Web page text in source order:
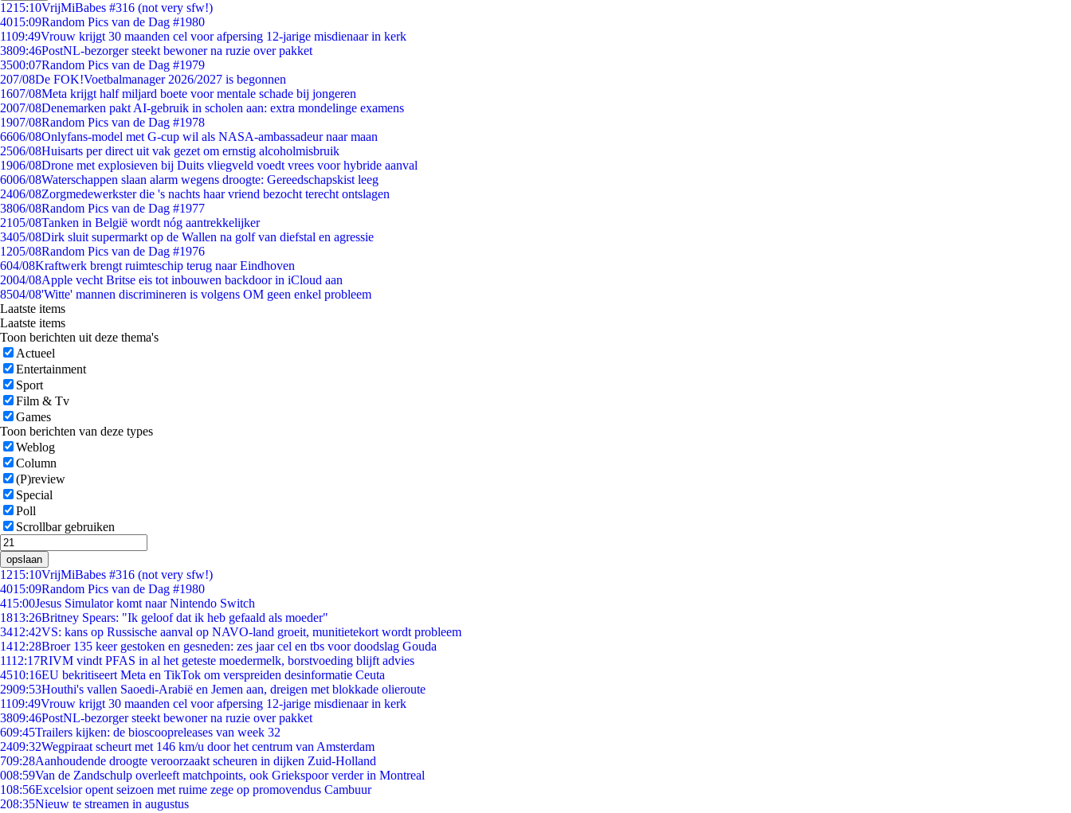
1215:10VrijMiBabes #316 (not very sfw!)
4015:09Random Pics van de Dag #1980
1109:49Vrouw krijgt 30 maanden cel voor afpersing 12-jarige misdienaar in kerk
3809:46PostNL-bezorger steekt bewoner na ruzie over pakket
3500:07Random Pics van de Dag #1979
207/08De FOK!Voetbalmanager 2026/2027 is begonnen
1607/08Meta krijgt half miljard boete voor mentale schade bij jongeren
2007/08Denemarken pakt AI-gebruik in scholen aan: extra mondelinge examens
1907/08Random Pics van de Dag #1978
6606/08Onlyfans-model met G-cup wil als NASA-ambassadeur naar maan
2506/08Huisarts per direct uit vak gezet om ernstig alcoholmisbruik
1906/08Drone met explosieven bij Duits vliegveld voedt vrees voor hybride aanval
6006/08Waterschappen slaan alarm wegens droogte: Gereedschapskist leeg
2406/08Zorgmedewerkster die 's nachts haar vriend bezocht terecht ontslagen
3806/08Random Pics van de Dag #1977
2105/08Tanken in België wordt nóg aantrekkelijker
3405/08Dirk sluit supermarkt op de Wallen na golf van diefstal en agressie
1205/08Random Pics van de Dag #1976
604/08Kraftwerk brengt ruimteschip terug naar Eindhoven
2004/08Apple vecht Britse eis tot inbouwen backdoor in iCloud aan
8504/08'Witte' mannen discrimineren is volgens OM geen enkel probleem
Laatste items
Laatste items
Toon berichten uit deze thema's
Actueel
Entertainment
Sport
Film & Tv
Games
Toon berichten van deze types
Weblog
Column
(P)review
Special
Poll
Scrollbar gebruiken
opslaan
1215:10VrijMiBabes #316 (not very sfw!)
4015:09Random Pics van de Dag #1980
415:00Jesus Simulator komt naar Nintendo Switch
1813:26Britney Spears: "Ik geloof dat ik heb gefaald als moeder"
3412:42VS: kans op Russische aanval op NAVO-land groeit, munitietekort wordt probleem
1412:28Broer 135 keer gestoken en gesneden: zes jaar cel en tbs voor doodslag Gouda
1112:17RIVM vindt PFAS in al het geteste moedermelk, borstvoeding blijft advies
4510:16EU bekritiseert Meta en TikTok om verspreiden desinformatie Ceuta
2909:53Houthi's vallen Saoedi-Arabië en Jemen aan, dreigen met blokkade olieroute
1109:49Vrouw krijgt 30 maanden cel voor afpersing 12-jarige misdienaar in kerk
3809:46PostNL-bezorger steekt bewoner na ruzie over pakket
609:45Trailers kijken: de bioscoopreleases van week 32
2409:32Wegpiraat scheurt met 146 km/u door het centrum van Amsterdam
709:28Aanhoudende droogte veroorzaakt scheuren in dijken Zuid-Holland
008:59Van de Zandschulp overleeft matchpoints, ook Griekspoor verder in Montreal
108:56Excelsior opent seizoen met ruime zege op promovendus Cambuur
208:35Nieuw te streamen in augustus